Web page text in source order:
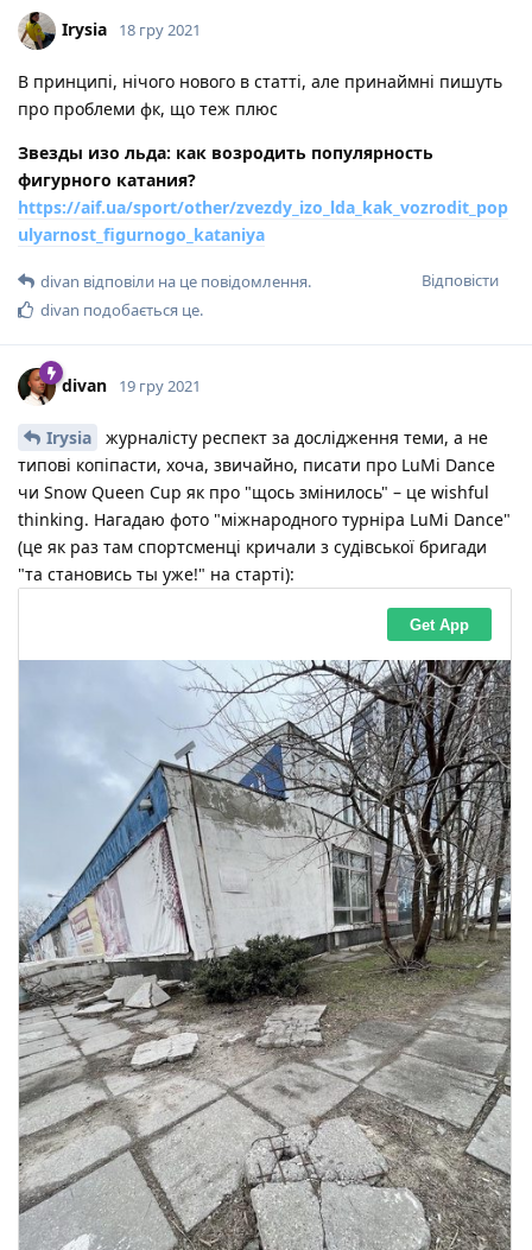
Irysia 18 гру 2021
В принципі, нічого нового в статті, але принаймні пишуть
про проблеми фк, що теж плюс
Звезды изо льда: как возродить популярность
фигурного катания?
https://aif.ua/sport/other/zvezdy_izo_lda_kak_vozrodit_pop
ulyarnost_figurnogo_kataniya
Відповісти
divan відповіли на це повідомлення.
divan подобається це.
divan 19 гру 2021
Irysia
журналісту респект за дослідження теми, а не
типові копіпасти, хоча, звичайно, писати про LuMi Dance
чи Snow Queen Cup як про "щось змінилось" – це wishful
thinking. Нагадаю фото "міжнародного турніра LuMi Dance"
(це як раз там спортсменці кричали з судівської бригади
"та становись ты уже!" на старті):